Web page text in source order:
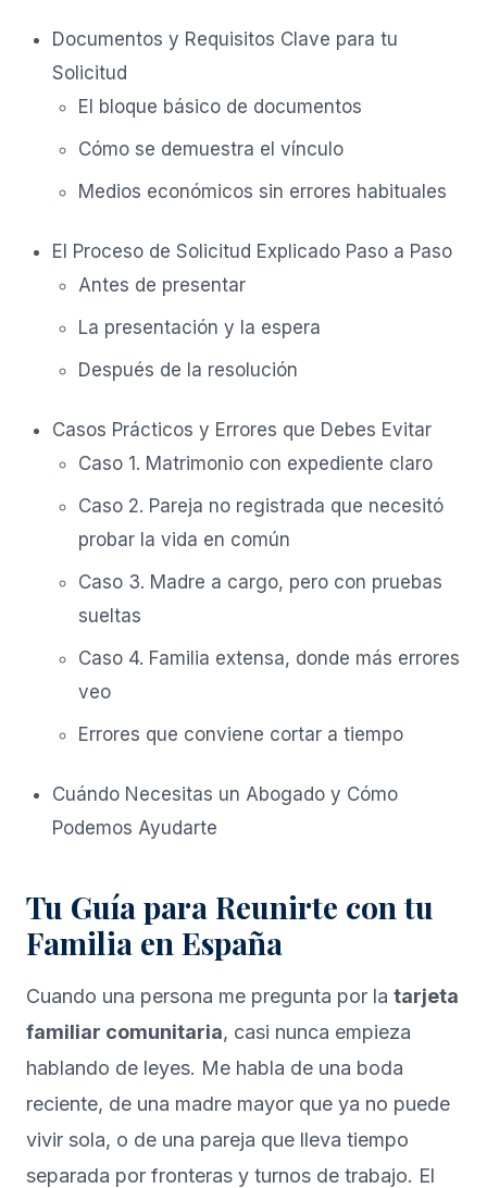
Documentos y Requisitos Clave para tu
Solicitud
El bloque básico de documentos
Cómo se demuestra el vínculo
Medios económicos sin errores habituales
El Proceso de Solicitud Explicado Paso a Paso
Antes de presentar
La presentación y la espera
Después de la resolución
Casos Prácticos y Errores que Debes Evitar
Caso 1. Matrimonio con expediente claro
Caso 2. Pareja no registrada que necesitó
probar la vida en común
Caso 3. Madre a cargo, pero con pruebas
sueltas
Caso 4. Familia extensa, donde más errores
veo
Errores que conviene cortar a tiempo
Cuándo Necesitas un Abogado y Cómo
Podemos Ayudarte
Tu Guía para Reunirte con tu
Familia en España
Cuando una persona me pregunta por la tarjeta
familiar comunitaria, casi nunca empieza
hablando de leyes. Me habla de una boda
reciente, de una madre mayor que ya no puede
vivir sola, o de una pareja que lleva tiempo
separada por fronteras y turnos de trabajo. El